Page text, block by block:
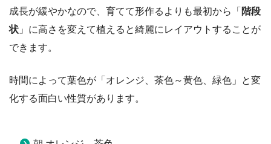
成長が緩やかなので、育てて形作るよりも最初から「階段
状 」に高さを変えて植えると綺麗にレイアウトすることが
できます。
時間によって葉色が「オレンジ、茶色～黄色、緑色」と変
化する面白い性質があります。